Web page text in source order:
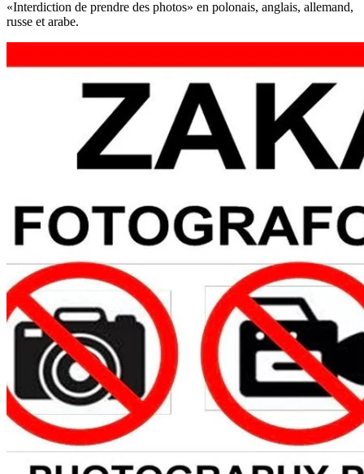
«Interdiction de prendre des photos» en polonais, anglais, allemand,
russe et arabe.